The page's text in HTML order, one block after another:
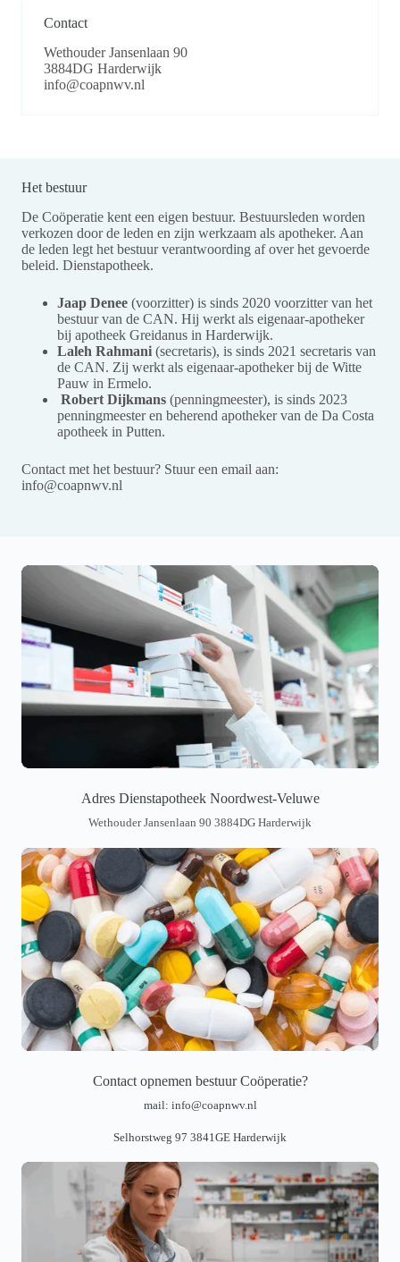
Contact
Wethouder Jansenlaan 90
3884DG Harderwijk
info@coapnwv.nl
Het bestuur
De Coöperatie kent een eigen bestuur. Bestuursleden worden
verkozen door de leden en zijn werkzaam als apotheker. Aan
de leden legt het bestuur verantwoording af over het gevoerde
beleid. Dienstapotheek.
Jaap Denee (voorzitter) is sinds 2020 voorzitter van het
bestuur van de CAN. Hij werkt als eigenaar-apotheker
bij apotheek Greidanus in Harderwijk.
Laleh Rahmani (secretaris), is sinds 2021 secretaris van
de CAN. Zij werkt als eigenaar-apotheker bij de Witte
Pauw in Ermelo.
Robert Dijkmans (penningmeester), is sinds 2023
penningmeester en beherend apotheker van de Da Costa
apotheek in Putten.
Contact met het bestuur? Stuur een email aan:
info@coapnwv.nl
Adres Dienstapotheek Noordwest-Veluwe
Wethouder Jansenlaan 90 3884DG Harderwijk
Contact opnemen bestuur Coöperatie?
mail: info@coapnwv.nl
Selhorstweg 97 3841GE Harderwijk